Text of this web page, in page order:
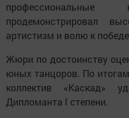
профессиональные
продемонстрировал
артистизм и волю к
Жюри по достоинству
юных танцоров. По
коллектив «Каскад»
Дипломанта I степени.